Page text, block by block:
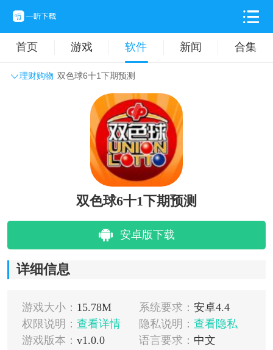
首页 游戏 软件 新闻 合集
理财购物 双色球6十1下期预测
主题壁纸 旅游出行
拍摄美化 时尚购物
双色球6十1下期预测
安卓版下载
详细信息
游戏大小： 15.78M 系统要求： 安卓4.4
权限说明： 查看详情 隐私说明： 查看隐私
游戏版本： v1.0.0 语言要求： 中文